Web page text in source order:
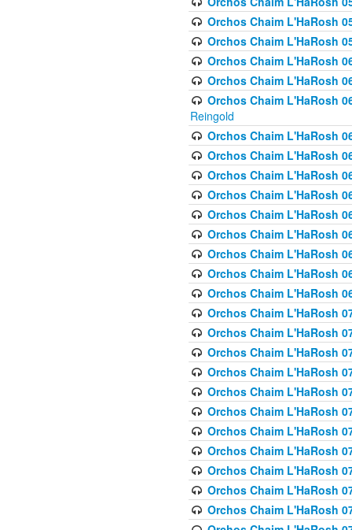
Orchos Chaim L'HaRosh
Orchos Chaim L'HaRosh
Orchos Chaim L'HaRosh
Orchos Chaim L'HaRosh
Orchos Chaim L'HaRosh
Reingold
Orchos Chaim L'HaRosh
Orchos Chaim L'HaRosh
Orchos Chaim L'HaRosh
Orchos Chaim L'HaRosh
Orchos Chaim L'HaRosh
Orchos Chaim L'HaRosh
Orchos Chaim L'HaRosh
Orchos Chaim L'HaRosh
Orchos Chaim L'HaRosh
Orchos Chaim L'HaRosh
Orchos Chaim L'HaRosh
Orchos Chaim L'HaRosh
Orchos Chaim L'HaRosh
Orchos Chaim L'HaRosh
Orchos Chaim L'HaRosh
Orchos Chaim L'HaRosh
Orchos Chaim L'HaRosh
Orchos Chaim L'HaRosh
Orchos Chaim L'HaRosh
Orchos Chaim L'HaRosh